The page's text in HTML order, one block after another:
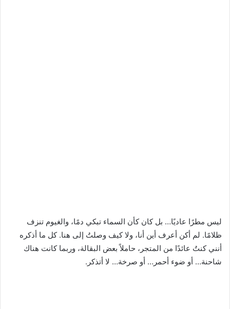
ليس مطرًا عاديًا… بل كان كأن السماء تبكي دمًا، والغيوم تنزف
ظلامًا. لم أكن أعرف أين أنا، ولا كيف وصلتُ إلى هنا. كل ما أذكره
أنني كنتُ عائدًا من المتجر، حاملاً بعض البقالة، وربما كانت هناك
شاحنة… أو ضوء أحمر… أو صرخة… لا أتذكر.